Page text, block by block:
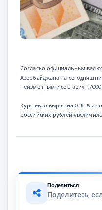
Согласно официальным
Азербайджана на
неизменным и составил 1,7000
Курс евро вырос на 0,18 % и
российских рублей
Поделиться
Поделитесь,